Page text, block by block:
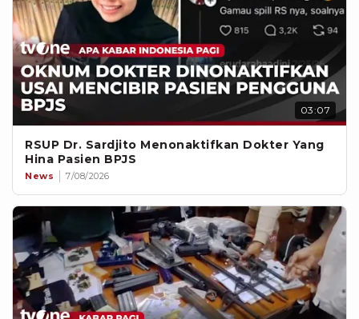
03:07
RSUP Dr. Sardjito Menonaktifkan Dokter Yang
Hina Pasien BPJS
News 7/08/2026